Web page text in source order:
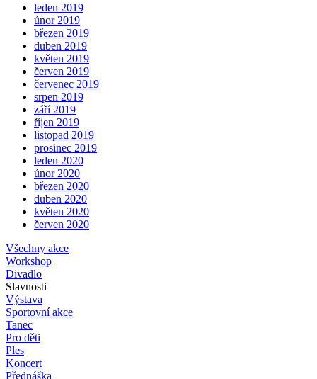
leden 2019
únor 2019
březen 2019
duben 2019
květen 2019
červen 2019
červenec 2019
srpen 2019
září 2019
říjen 2019
listopad 2019
prosinec 2019
leden 2020
únor 2020
březen 2020
duben 2020
květen 2020
červen 2020
Všechny akce
Workshop
Divadlo
Slavnosti
Výstava
Sportovní akce
Tanec
Pro děti
Ples
Koncert
Přednáška